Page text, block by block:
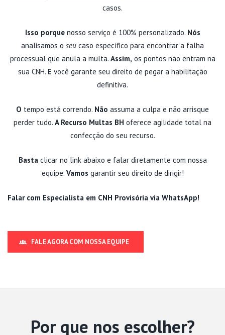
casos.
Isso porquenosso serviço é 100% personalizado. Nós
analisamos o seu caso específico para encontrar a falha
processual que anula a multa. Assim, os pontos não entram na
sua CNH. E você garante seu direito de pegar a habilitação
definitiva.
O tempo está correndo. Não assuma a culpa e não arrisque
perder tudo. A Recurso Multas BH oferece agilidade total na
confecção do seu recurso.
Basta clicar no link abaixo e falar diretamente com nossa
equipe. Vamos garantir seu direito de dirigir!
Falar com Especialista em CNH Provisória via WhatsApp!
FALE AGORA COM NOSSA EQUIPE
Por que nos escolher?